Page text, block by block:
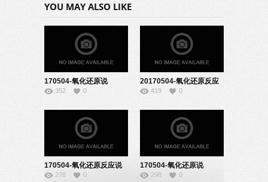
YOU MAY ALSO LIKE
170504-氧化还原说
课-22140845
352 0
20170504-氧化还原反应
说课－20140228
419 0
170504-氧化还原反应说
课-22140834
278 0
170504-氧化还原说
课-22140836
298 0